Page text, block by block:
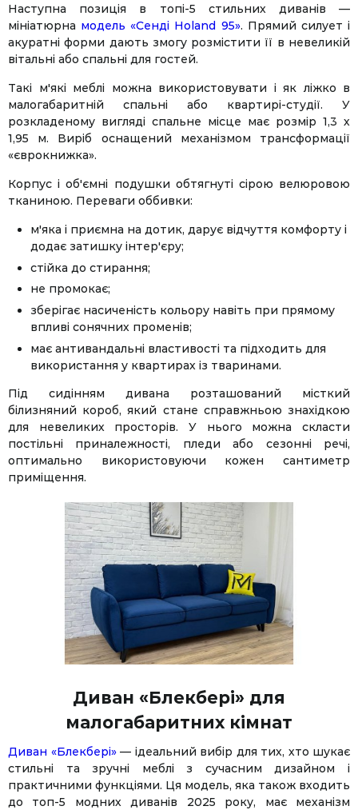
Наступна позиція в топі-5 стильних диванів —
мініатюрна модель «Сенді Holand 95». Прямий силует і
акуратні форми дають змогу розмістити її в невеликій
вітальні або спальні для гостей.
Такі м'які меблі можна використовувати і як ліжко в
малогабаритній спальні або квартирі-студії. У
розкладеному вигляді спальне місце має розмір 1,3 х
1,95 м. Виріб оснащений механізмом трансформації
«єврокнижка».
Корпус і об'ємні подушки обтягнуті сірою велюровою
тканиною. Переваги оббивки:
м'яка і приємна на дотик, дарує відчуття комфорту і
додає затишку інтер'єру;
стійка до стирання;
не промокає;
зберігає насиченість кольору навіть при прямому
впливі сонячних променів;
має антивандальні властивості та підходить для
використання у квартирах із тваринами.
Під сидінням дивана розташований місткий
білизняний короб, який стане справжньою знахідкою
для невеликих просторів. У нього можна скласти
постільні приналежності, пледи або сезонні речі,
оптимально використовуючи кожен сантиметр
приміщення.
Диван «Блекбері» для
малогабаритних кімнат
Диван «Блекбері»— ідеальний вибір для тих, хто шукає
стильні та зручні меблі з сучасним дизайном і
практичними функціями. Ця модель, яка також входить
до топ-5 модних диванів 2025 року, має механізм